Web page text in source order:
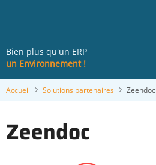
Bien plus qu'un ERP
un Environnement !
Accueil Solutions partenaires Zeendoc
Zeendoc